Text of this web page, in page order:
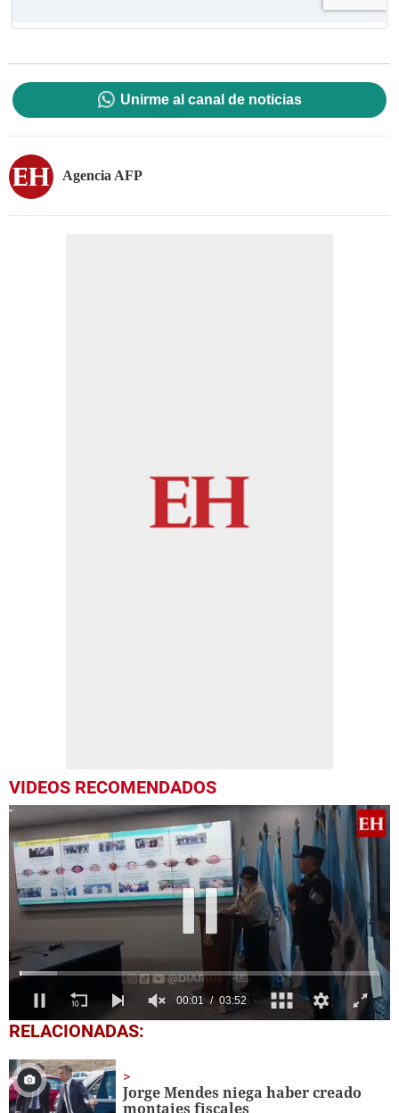
Unirme al canal de noticias
Agencia AFP
VIDEOS RECOMENDADOS
0
of
minutes,
52
seconds
RELACIONADAS:
Jorge Mendes niega haber creado
montajes fiscales